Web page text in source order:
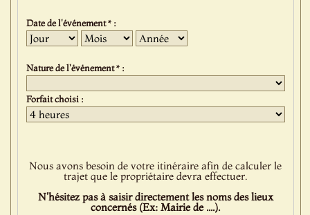
Date de l'événement * :
Jour Mois Année
Nature de l'événement * :
Forfait choisi :
Nous avons besoin de votre itinéraire afin de calculer le
trajet que le propriétaire devra effectuer.
N'hésitez pas à saisir directement les noms des lieux
concernés (Ex: Mairie de ....).